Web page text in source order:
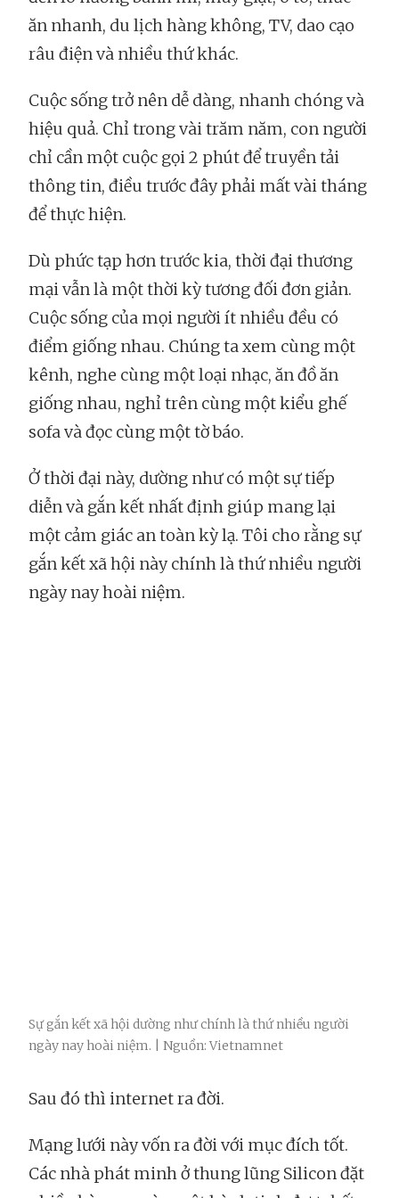
ăn nhanh, du lịch hàng không, TV, dao cạo
râu điện và nhiều thứ khác.
Cuộc sống trở nên dễ dàng, nhanh chóng và
hiệu quả. Chỉ trong vài trăm năm, con người
chỉ cần một cuộc gọi 2 phút để truyền tải
thông tin, điều trước đây phải mất vài tháng
để thực hiện.
Dù phức tạp hơn trước kia, thời đại thương
mại vẫn là một thời kỳ tương đối đơn giản.
Cuộc sống của mọi người ít nhiều đều có
điểm giống nhau. Chúng ta xem cùng một
kênh, nghe cùng một loại nhạc, ăn đồ ăn
giống nhau, nghỉ trên cùng một kiểu ghế
sofa và đọc cùng một tờ báo.
Ở thời đại này, dường như có một sự tiếp
diễn và gắn kết nhất định giúp mang lại
một cảm giác an toàn kỳ lạ. Tôi cho rằng sự
gắn kết xã hội này chính là thứ nhiều người
ngày nay hoài niệm.
Sự gắn kết xã hội dường như chính là thứ nhiều người
ngày nay hoài niệm. | Nguồn: Vietnamnet
Sau đó thì internet ra đời.
Mạng lưới này vốn ra đời với mục đích tốt.
Các nhà phát minh ở thung lũng Silicon đặt